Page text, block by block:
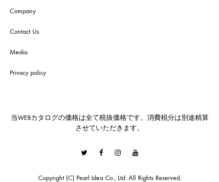
Company
Contact Us
Media
Privacy policy
当WEBカタログの価格は全て税抜価格です。消費税分は別途精算
させていただきます。
TwitterFacebookInstagramYoutube
Copyright (C) Pearl Idea Co., Ltd. All Rights Reserved.